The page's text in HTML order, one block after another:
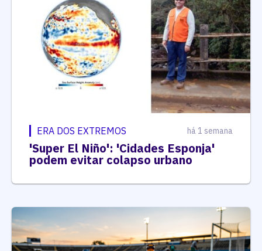
ERA DOS EXTREMOS há 1 semana
'Super El Niño': 'Cidades Esponja'
podem evitar colapso urbano